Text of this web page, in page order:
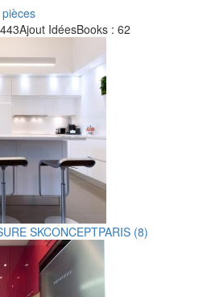
Ajout IdéesBooks : 62
SKCONCEPTPARIS (8)